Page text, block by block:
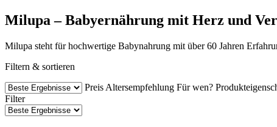
Milupa – Babyernährung mit Herz und
Milupa steht für hochwertige Babynahrung mit über 60 Jahren
Filtern & sortieren
Preis Altersempfehlung Für wen?
Filter